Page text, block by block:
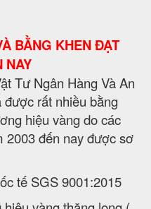
BẰNG KHEN ĐẠT
NAY
Tư Ngân Hàng Và An
rất nhiều bằng
hiệu vàng do các
2003 đến nay được sơ
tế SGS 9001:2015